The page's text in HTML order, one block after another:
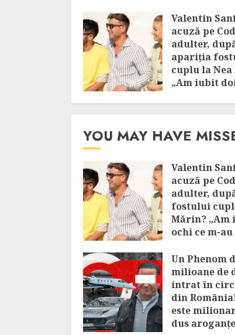
Valentin
acuză pe
adulter,
apariția
cuplu la
„Am iubit
YOU MAY HAVE
Valentin
acuză pe
adulter,
fostului
Mărin?
ochi ce m-
Un Phenom
milioane de
intrat în
din
este
dus